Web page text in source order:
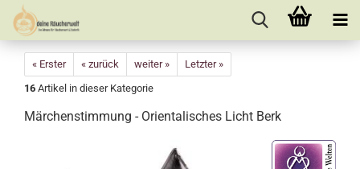
« Erster « zurück weiter »
Letzter »
16 Artikel in dieser Kategorie
Märchenstimmung - Orientalisches Licht Berk